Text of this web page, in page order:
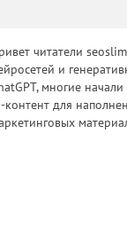
читатели
и
многие
контент для